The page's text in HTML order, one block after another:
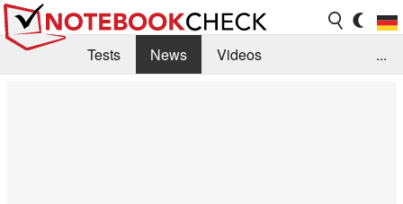
Tests News
Videos
...